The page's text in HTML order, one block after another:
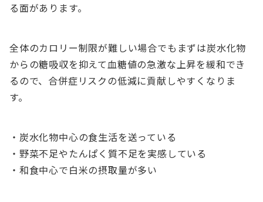
る面があります。
全体のカロリー制限が難しい場合でもまずは炭水化物
からの糖吸収を抑えて血糖値の急激な上昇を緩和でき
るので、合併症リスクの低減に貢献しやすくなりま
す。
・炭水化物中心の食生活を送っている
・野菜不足やたんぱく質不足を実感している
・和食中心で白米の摂取量が多い